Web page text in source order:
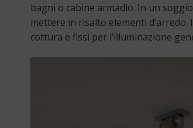
bagni o cabine armadio. In un
mettere in risalto elementi d’arredo. I
cottura e fissi per l’illuminazione